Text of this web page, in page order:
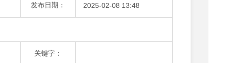
发布日期： 2025-02-08 13:48
关键字：